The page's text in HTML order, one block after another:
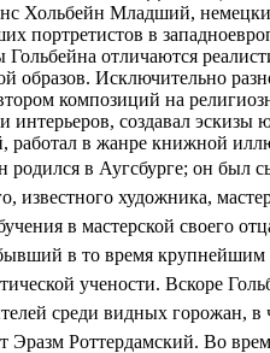
Хольбейн Младший,
портретистов в
Гольбейна отличаются
образов. Исключительно
композиций на
интерьеров, создавал
работал в жанре книжной
родился в Аугсбурге; он был
известного художника,
в мастерской своего
в то время крупнейшим
учености. Вскоре
среди видных горожан, в
Эразм Роттердамский. Во